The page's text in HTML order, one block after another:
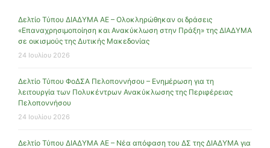
Δελτίο Τύπου ΔΙΑΔΥΜΑ ΑΕ – Ολοκληρώθηκαν οι δράσεις
«Επαναχρησιμοποίηση και Ανακύκλωση στην Πράξη» της ΔΙΑΔΥΜΑ
σε οικισμούς της Δυτικής Μακεδονίας
24 Ιουλίου 2026
Δελτίο Τύπου ΦοΔΣΑ Πελοποννήσου – Ενημέρωση για τη
λειτουργία των Πολυκέντρων Ανακύκλωσης της Περιφέρειας
Πελοποννήσου
24 Ιουλίου 2026
Δελτίο Τύπου ΔΙΑΔΥΜΑ ΑΕ – Νέα απόφαση του ΔΣ της ΔΙΑΔΥΜΑ για